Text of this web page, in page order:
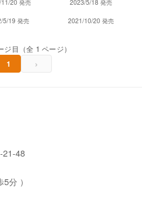
20 発売 2023/5/18 発売
5/19 発売 2021/10/20 発売
目（全 1 ページ）
1 ›
21-48
分 ）